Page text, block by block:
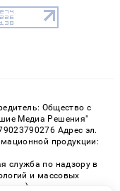
Общество с
Медиа Решения"
Адрес эл.
продукции:
служба по надзору в
и массовых